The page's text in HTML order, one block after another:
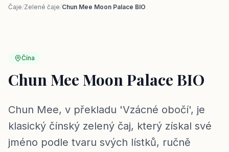
Čaje/Zelené čaje/Chun Mee Moon Palace BIO
Čína
Chun Mee Moon Palace BIO
Chun Mee, v překladu 'Vzácné obočí', je
klasický čínský zelený čaj, který získal své
jméno podle tvaru svých lístků, ručně